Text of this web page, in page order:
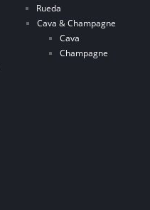
Rueda
Cava & Champagne
Cava
Champagne